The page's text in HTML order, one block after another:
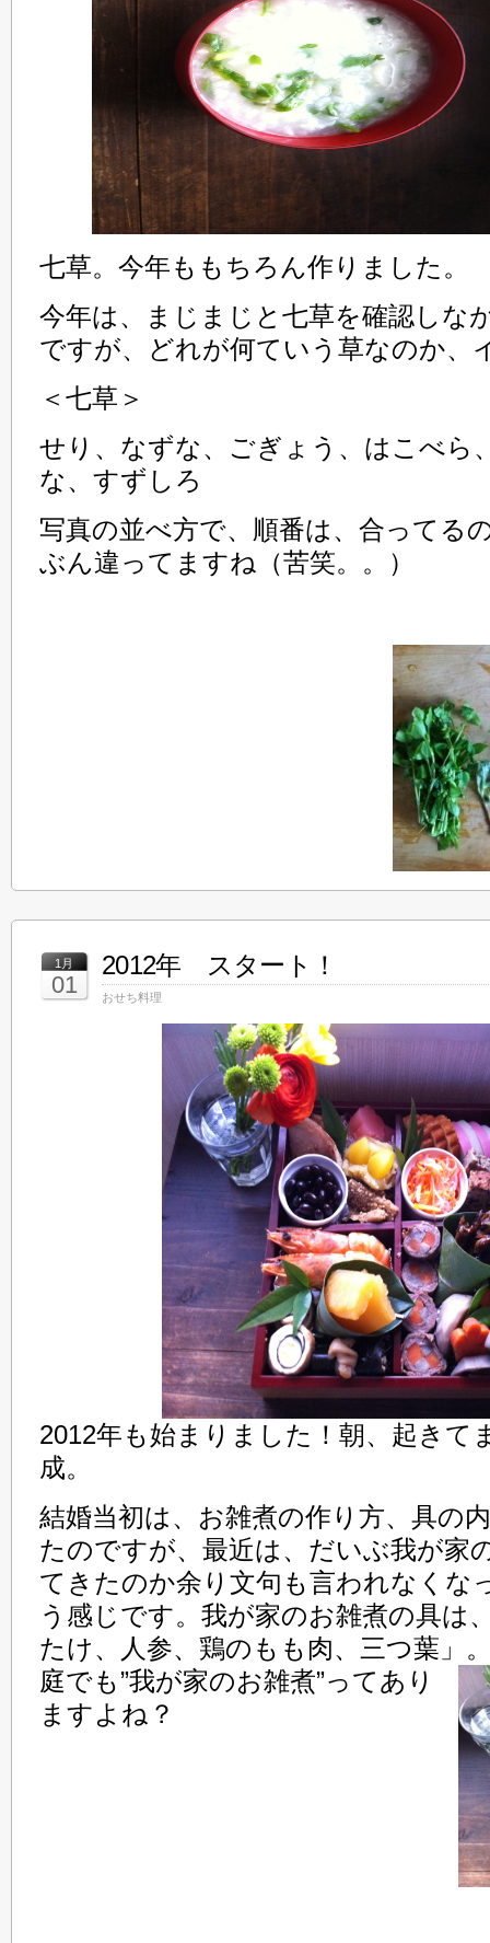
七草。今年ももちろん作りました。
今年は、まじまじと七草を確認しな
ですが、どれが何ていう草なのか、
＜七草＞
せり、なずな、ごぎょう、はこべら
な、すずしろ
写真の並べ方で、順番は、合ってる
ぶん違ってますね（苦笑。。）
1月
01
2012年 スタート！
おせち料理
2012年も始まりました！朝、起きて
成。
結婚当初は、お雑煮の作り方、具の
たのですが、最近は、だいぶ我が家
てきたのか余り文句も言われなくな
う感じです。我が家のお雑煮の具は
たけ、人参、鶏のもも肉、三つ葉」
庭でも”我が家のお雑煮”ってあり
ますよね？